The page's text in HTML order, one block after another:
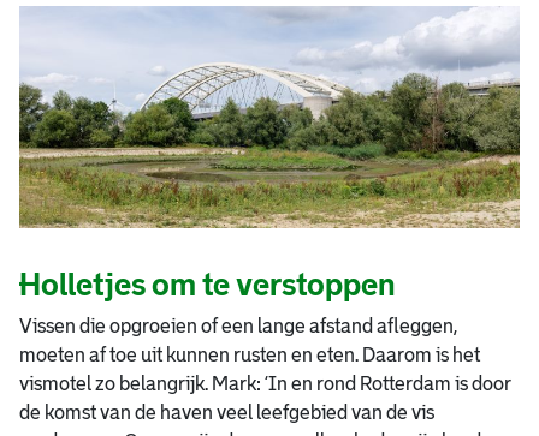
Holletjes om te verstoppen
Vissen die opgroeien of een lange afstand afleggen,
moeten af toe uit kunnen rusten en eten. Daarom is het
vismotel zo belangrijk. Mark: ‘In en rond Rotterdam is door
de komst van de haven veel leefgebied van de vis